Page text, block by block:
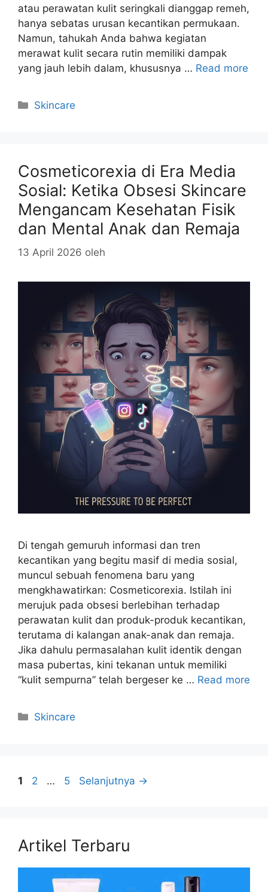
atau perawatan kulit seringkali dianggap remeh,
hanya sebatas urusan kecantikan permukaan.
Namun, tahukah Anda bahwa kegiatan
merawat kulit secara rutin memiliki dampak
yang jauh lebih dalam, khususnya … Read more
Kategori
Skincare
Cosmeticorexia di Era Media
Sosial: Ketika Obsesi Skincare
Mengancam Kesehatan Fisik
dan Mental Anak dan Remaja
13 April 2026 oleh
Di tengah gemuruh informasi dan tren
kecantikan yang begitu masif di media sosial,
muncul sebuah fenomena baru yang
mengkhawatirkan: Cosmeticorexia. Istilah ini
merujuk pada obsesi berlebihan terhadap
perawatan kulit dan produk-produk kecantikan,
terutama di kalangan anak-anak dan remaja.
Jika dahulu permasalahan kulit identik dengan
masa pubertas, kini tekanan untuk memiliki
“kulit sempurna” telah bergeser ke … Read more
Kategori
Skincare
Halaman
1 Halaman
2 … Halaman
5 Selanjutnya →
Artikel Terbaru